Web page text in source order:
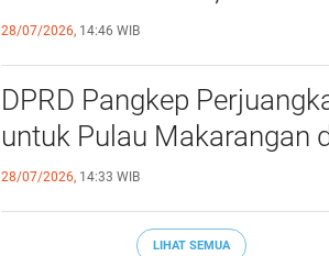
28/07/2026, 14:46 WIB
DPRD Pangkep
untuk Pulau Makarangan
28/07/2026, 14:33 WIB
LIHAT SEMUA